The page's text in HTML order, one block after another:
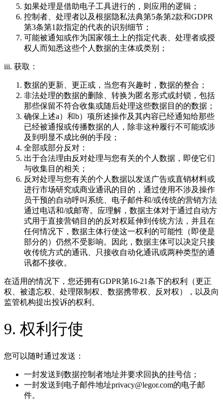
如果处理是借助电子工具进行的，则应用的逻辑；
控制者、处理者以及根据隐私法典第5条第2款和GDPR
第3条第1款指定的代表的识别细节；
可能被通知或作为国家领土上的指定代表、处理者或授
权人而知悉这些个人数据的主体或类别；
iii. 获取：
数据的更新、更正或，当您有兴趣时，数据的整合；
非法处理的数据的删除、转换为匿名形式或封锁，包括
那些保留不符合收集或随后处理这些数据目的的数据；
确保上述a）和b）项所述操作及其内容已经通知给那些
已经被通报或传播数据的人，除非这种履行不可能或涉
及到明显不成比例的手段；
全部或部分反对：
出于合法理由反对处理与您有关的个人数据，即使它们
与收集目的相关；
反对处理与您有关的个人数据以发送广告或直销材料或
进行市场研究或商业通讯的目的，通过使用不涉及操作
员干预的自动呼叫系统、电子邮件和/或传统的营销方法
通过电话和/或邮寄。应理解，数据主体对于通过自动方
式用于直接营销目的的反对权延伸到传统方法，并且在
任何情况下，数据主体行使这一权利的可能性（即使是
部分的）仍然不受影响。因此，数据主体可以决定只接
收传统方式的通讯、只接收自动化通讯或两种类型的通
讯都不接收。
在适用的情况下，您还拥有GDPR第16-21条下的权利（更正
权、被遗忘权、处理限制权、数据携带权、反对权），以及向
监管机构提出投诉的权利。
9. 权利行使
您可以随时通过发送：
一封发送到数据控制者地址并要求回执的挂号信；
一封发送到电子邮件地址privacy@legor.com的电子邮
件。